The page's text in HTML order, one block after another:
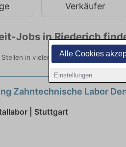
Alle Cookies
Einstellungen
Verkäufer
Jobs in Riederich
in vielen Branchen. Jetzt
Zahntechnische Labor
| Stuttgart